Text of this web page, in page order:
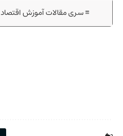
≡ سری مقالات آموزش اقتصاد